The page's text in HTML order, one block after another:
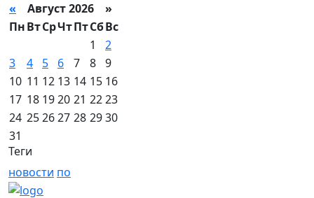
« Август 2026 »
ПнВтСрЧтПтСбВс
1
2
3
4 5 6 7 8 9
10 11 12 13 14 15 16
17 18 1920 21 2223
24 252627 28 2930
31
Теги
новости по